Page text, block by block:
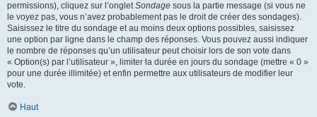
permissions), cliquez sur l’ongletSondage sous la partie message (si vous ne
le voyez pas, vous n’avez probablement pas le droit de créer des sondages).
Saisissez le titre du sondage et au moins deux options possibles, saisissez
une option par ligne dans le champ des réponses. Vous pouvez aussi indiquer
le nombre de réponses qu’un utilisateur peut choisir lors de son vote dans
« Option(s) par l’utilisateur », limiter la durée en jours du sondage (mettre « 0 »
pour une durée illimitée) et enfin permettre aux utilisateurs de modifier leur
vote.
Haut